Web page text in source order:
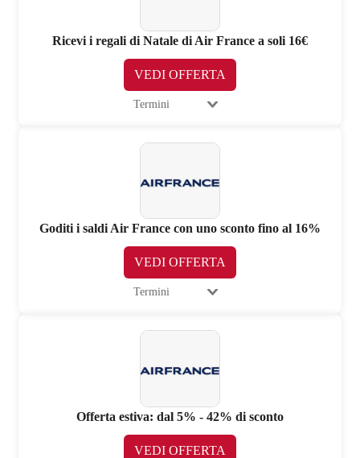
Ricevi i regali di Natale di Air France a soli 16€
VEDI OFFERTA
Termini
Goditi i saldi Air France con uno sconto fino al 16%
VEDI OFFERTA
Termini
Offerta estiva: dal 5% - 42% di sconto
VEDI OFFERTA